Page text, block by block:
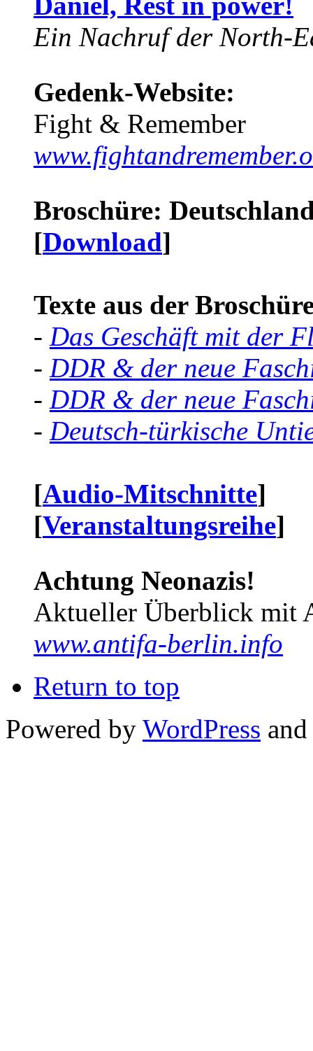
Ein Nachruf der North-
Gedenk-Website:
Fight & Remember
Broschüre:
[Download]
Texte aus der
- Das Geschäft mit der
- DDR & der neue
- DDR & der neue
- Deutsch-türkische
[Audio-Mitschnitte]
[Veranstaltungsreihe]
Achtung Neonazis!
Aktueller Überblick mit
www.antifa-berlin.info
Return to top
Powered by WordPress